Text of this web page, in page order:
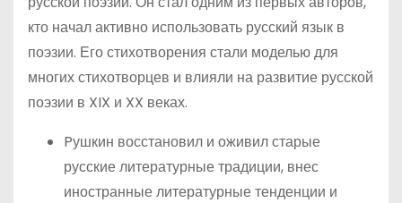
кто начал активно использовать русский язык в
поэзии. Его стихотворения стали моделью для
многих стихотворцев и влияли на развитие русской
поэзии в XIX и XX веках.
Pушкин восстановил и оживил старые
русские литературные традиции, внес
иностранные литературные тенденции и